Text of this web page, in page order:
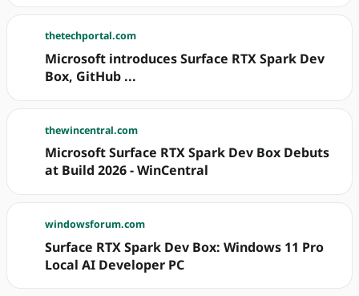
thetechportal.com
Microsoft introduces Surface RTX Spark Dev
Box, GitHub ...
thewincentral.com
Microsoft Surface RTX Spark Dev Box Debuts
at Build 2026 - WinCentral
windowsforum.com
Surface RTX Spark Dev Box: Windows 11 Pro
Local AI Developer PC